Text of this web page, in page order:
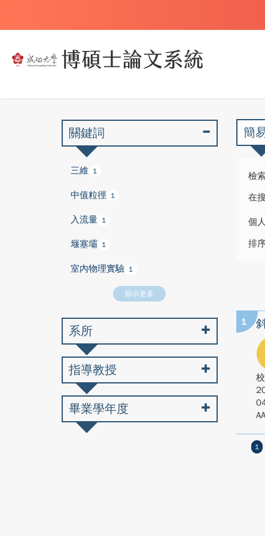
簡
檢
在
個
排
1
AA
1
關鍵詞
三維 1
中值粒徑 1
入流量 1
堰塞壩 1
室內物理實驗 1
顯示更多
系所
指導教授
畢業學年度